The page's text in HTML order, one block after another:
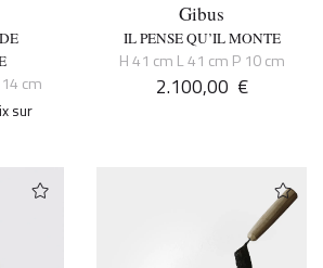
cm
sur
Gibus
IL PENSE QU’IL MONTE
H 41 cm L 41 cm P 10 cm
2.100,00 €